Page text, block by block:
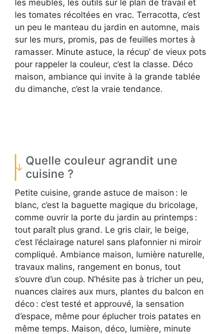
les meubles, les outils sur le plan de travail et
les tomates récoltées en vrac. Terracotta, c’est
un peu le manteau du jardin en automne, mais
sur les murs, promis, pas de feuilles mortes à
ramasser. Minute astuce, la récup’ de vieux pots
pour rappeler la couleur, c’est la classe. Déco
maison, ambiance qui invite à la grande tablée
du dimanche, c’est la vraie tendance.
Quelle couleur agrandit une
cuisine ?
Petite cuisine, grande astuce de maison : le
blanc, c’est la baguette magique du bricolage,
comme ouvrir la porte du jardin au printemps :
tout paraît plus grand. Le gris clair, le beige,
c’est l’éclairage naturel sans plafonnier ni miroir
compliqué. Ambiance maison, lumière naturelle,
travaux malins, rangement en bonus, tout
s’ouvre d’un coup. N’hésite pas à tricher un peu,
nuances claires aux murs, plantes du balcon en
déco : c’est testé et approuvé, la sensation
d’espace, même pour éplucher trois patates en
même temps. Maison, déco, lumière, minute